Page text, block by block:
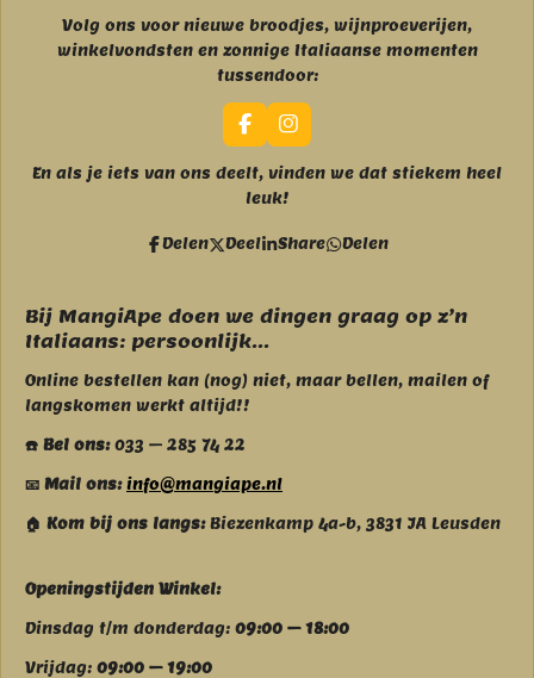
Volg ons voor nieuwe broodjes, wijnproeverijen,
winkelvondsten en zonnige Italiaanse momenten
tussendoor:
F
a
c
e
b
o
I
n
s
t
a
r
En als je iets van ons deelt, vinden we dat stiekem heel
leuk!
Delen Deel Share Delen
Bij MangiApe doen we dingen graag op z’n
Italiaans: persoonlijk...
Online bestellen kan (nog) niet, maar bellen, mailen of
langskomen werkt altijd!!
☎️ Bel ons: 033 – 285 74 22
📧 Mail ons: info@mangiape.nl
🏠 Kom bij ons langs: Biezenkamp 4a-b, 3831 JA Leusden
Openingstijden Winkel:
Dinsdag t/m donderdag: 09:00 – 18:00
Vrijdag: 09:00 – 19:00